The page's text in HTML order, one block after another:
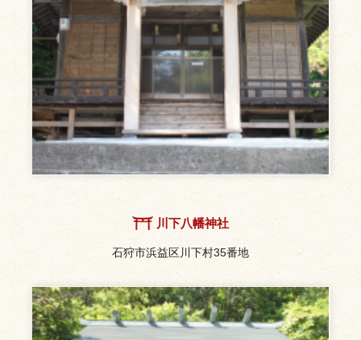
川下八幡神社
石狩市浜益区川下村35番地